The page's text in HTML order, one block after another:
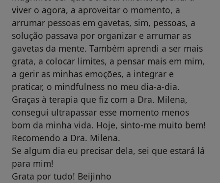
viver o agora, a aproveitar o momento, a
arrumar pessoas em gavetas, sim, pessoas, a
solução passava por organizar e arrumar as
gavetas da mente. Também aprendi a ser mais
grata, a colocar limites, a pensar mais em mim,
a gerir as minhas emoções, a integrar e
praticar, o mindfulness no meu dia-a-dia.
Graças à terapia que fiz com a Dra. Milena,
consegui ultrapassar esse momento menos
bom da minha vida. Hoje, sinto-me muito bem!
Recomendo a Dra. Milena.
Se algum dia eu precisar dela, sei que estará lá
para mim!
Grata por tudo! Beijinho